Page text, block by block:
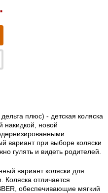
плюс) - детская коляска
накидкой, новой
вариант при выборе коляски
гулять и видеть родителей.
вариант коляски для
Коляска отличается
обеспечивающие мягкий